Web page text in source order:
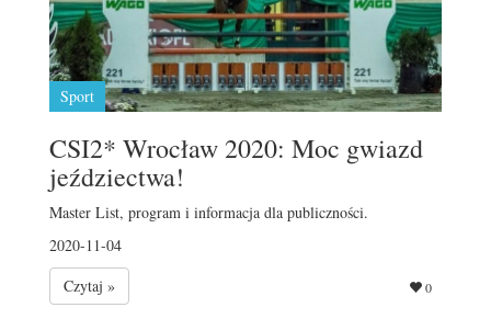
Sport
CSI2* Wrocław 2020: Moc gwiazd
jeździectwa!
Master List, program i informacja dla publiczności.
2020-11-04
Czytaj »
0